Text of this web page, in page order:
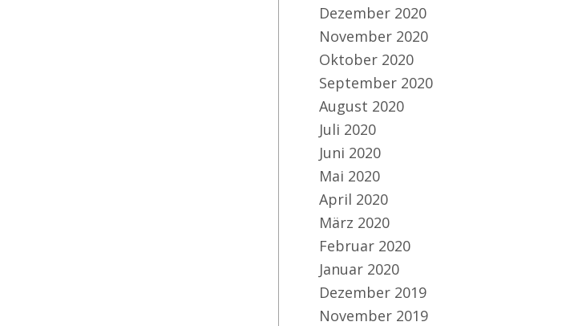
Dezember 2020
November 2020
Oktober 2020
September 2020
August 2020
Juli 2020
Juni 2020
Mai 2020
April 2020
März 2020
Februar 2020
Januar 2020
Dezember 2019
November 2019